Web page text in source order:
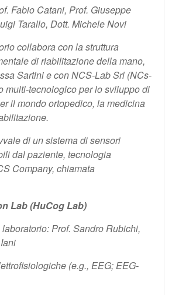
Fabio Catani, Prof. Giuseppe
Tarallo, Dott. Michele Novi
collabora con la struttura
di riabilitazione della mano,
Sartini e con NCS-Lab Srl (NCs-
multi-tecnologico per lo sviluppo di
il mondo ortopedico, la medicina
di un sistema di sensori
dal paziente, tecnologia
Company, chiamata
Lab (HuCog Lab)
Prof. Sandro Rubichi,
(e.g., EEG; EEG-